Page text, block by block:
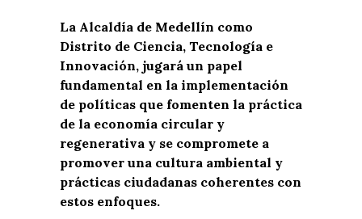
La Alcaldía de Medellín como
Distrito de Ciencia, Tecnología e
Innovación, jugará un papel
fundamental en la implementación
de políticas que fomenten la práctica
de la economía circular y
regenerativa y se compromete a
promover una cultura ambiental y
prácticas ciudadanas coherentes con
estos enfoques.